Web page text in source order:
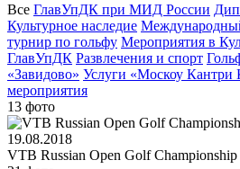
Все ГлавУпДК при МИД России
Культурное наследие
турнир по гольфу Мероприятия в
ГлавУпДК Развлечения и спорт
«Завидово» Услуги «Москоу Кантри
мероприятия
13 фото
19.08.2018
VTB Russian Open Golf